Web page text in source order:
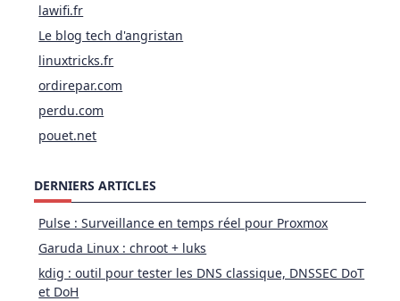
lawifi.fr
Le blog tech d'angristan
linuxtricks.fr
ordirepar.com
perdu.com
pouet.net
DERNIERS ARTICLES
Pulse : Surveillance en temps réel pour Proxmox
Garuda Linux : chroot + luks
kdig : outil pour tester les DNS classique, DNSSEC DoT
et DoH